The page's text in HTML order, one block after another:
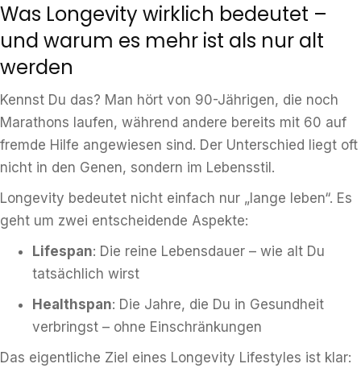
Was Longevity wirklich bedeutet –
und warum es mehr ist als nur alt
werden
Kennst Du das? Man hört von 90-Jährigen, die noch
Marathons laufen, während andere bereits mit 60 auf
fremde Hilfe angewiesen sind. Der Unterschied liegt oft
nicht in den Genen, sondern im Lebensstil.
Longevity bedeutet nicht einfach nur „lange leben“. Es
geht um zwei entscheidende Aspekte:
Lifespan: Die reine Lebensdauer – wie alt Du
tatsächlich wirst
Healthspan: Die Jahre, die Du in Gesundheit
verbringst – ohne Einschränkungen
Das eigentliche Ziel eines Longevity Lifestyles ist klar: